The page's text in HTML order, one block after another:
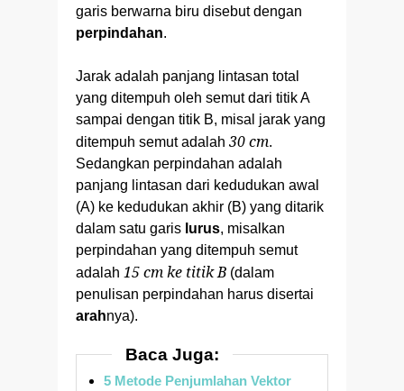
garis berwarna biru disebut dengan
perpindahan.
Jarak adalah panjang lintasan total
yang ditempuh oleh semut dari titik A
sampai dengan titik B, misal jarak yang
ditempuh semut adalah 30 cm.
Sedangkan perpindahan adalah
panjang lintasan dari kedudukan awal
(A) ke kedudukan akhir (B) yang ditarik
dalam satu garis lurus, misalkan
perpindahan yang ditempuh semut
adalah 15 cm ke titik B (dalam
penulisan perpindahan harus disertai
arahnya).
Baca Juga:
5 Metode Penjumlahan Vektor